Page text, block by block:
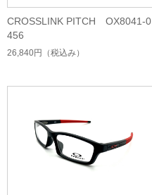
CROSSLINK PITCH OX8041-0
456
26,840円 （税込み）